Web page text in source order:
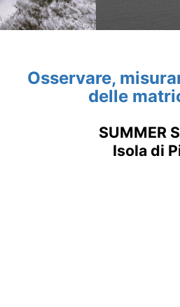
Osservare,
delle
SUMMER
Isola di